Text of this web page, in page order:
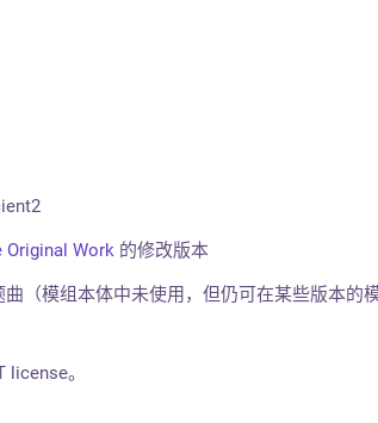
Original Work 的修改版本
（模组本体中未使用，但仍可在某些版本的
license。